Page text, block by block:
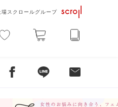
スクロールグループ